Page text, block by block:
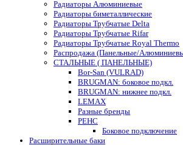
Радиаторы Алюминиевые
Радиаторы биметаллические
Радиаторы Трубчатые Delta
Радиаторы Трубчатые Rifar
Радиаторы Трубчатые Royal Thermo
Распродажа (Панельные/
СТАЛЬНЫЕ ( ПАНЕЛЬНЫЕ)
Bor-San (VULRAD)
BRUGMAN: боковое подкл.
BRUGMAN: нижнее подкл.
LEMAX
Разные бренды
РЕНС
Боковое подключение
Расширительные баки